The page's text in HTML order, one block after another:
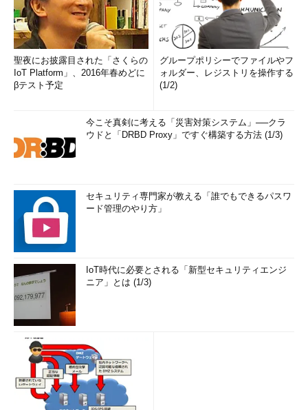
聖夜にお披露目された「さくらの
IoT Platform」、2016年春めどに
βテスト予定
グループポリシーでファイルやフ
ォルダー、レジストリを操作する
(1/2)
今こそ真剣に考える「災害対策システム」──クラ
ウドと「DRBD Proxy」ですぐ構築する方法 (1/3)
セキュリティ専門家が教える「誰でもできるパスワ
ード管理のやり方」
IoT時代に必要とされる「新型セキュリティエンジ
ニア」とは (1/3)